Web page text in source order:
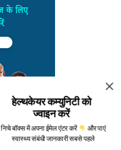
हेल्थकेयर कम्युनिटी को
ज्वाइन करें
निचे बॉक्स में अपना ईमेल एंटर करें
और पाएं
स्वास्थ्य संबंधी जानकारी सबसे पहले